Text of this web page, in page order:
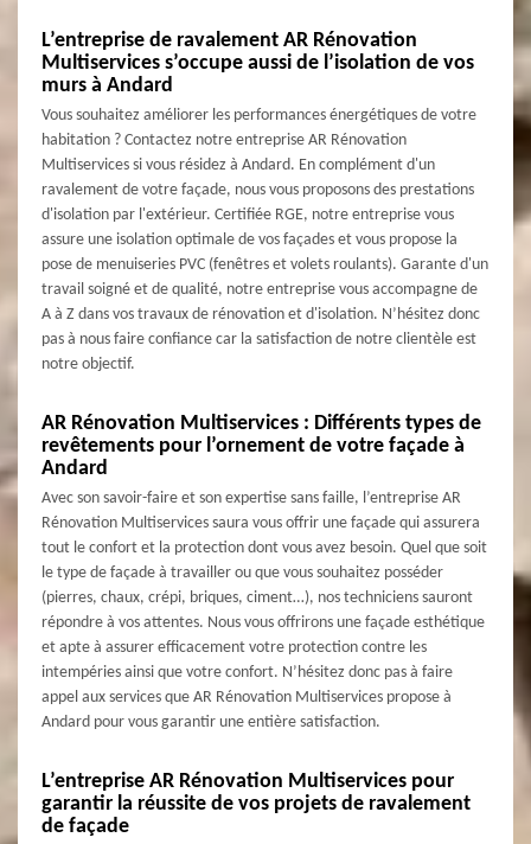
L’entreprise de ravalement AR Rénovation
Multiservices s’occupe aussi de l’isolation de vos
murs à Andard
Vous souhaitez améliorer les performances énergétiques de votre
habitation ? Contactez notre entreprise AR Rénovation
Multiservices si vous résidez à Andard. En complément d'un
ravalement de votre façade, nous vous proposons des prestations
d'isolation par l'extérieur. Certifiée RGE, notre entreprise vous
assure une isolation optimale de vos façades et vous propose la
pose de menuiseries PVC (fenêtres et volets roulants). Garante d'un
travail soigné et de qualité, notre entreprise vous accompagne de
A à Z dans vos travaux de rénovation et d'isolation. N’hésitez donc
pas à nous faire confiance car la satisfaction de notre clientèle est
notre objectif.
AR Rénovation Multiservices : Différents types de
revêtements pour l’ornement de votre façade à
Andard
Avec son savoir-faire et son expertise sans faille, l’entreprise AR
Rénovation Multiservices saura vous offrir une façade qui assurera
tout le confort et la protection dont vous avez besoin. Quel que soit
le type de façade à travailler ou que vous souhaitez posséder
(pierres, chaux, crépi, briques, ciment…), nos techniciens sauront
répondre à vos attentes. Nous vous offrirons une façade esthétique
et apte à assurer efficacement votre protection contre les
intempéries ainsi que votre confort. N’hésitez donc pas à faire
appel aux services que AR Rénovation Multiservices propose à
Andard pour vous garantir une entière satisfaction.
L’entreprise AR Rénovation Multiservices pour
garantir la réussite de vos projets de ravalement
de façade